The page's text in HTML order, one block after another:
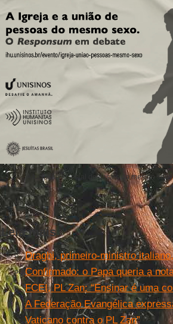
A Inclusão eclesial de casais do mesmo
Leia mais
Draghi, primeiro-ministro
Confirmado: o Papa queria a
FCEI, PL Zan: “Ensinar é uma
A Federação Evangélica
Vaticano contra o PL Zan”